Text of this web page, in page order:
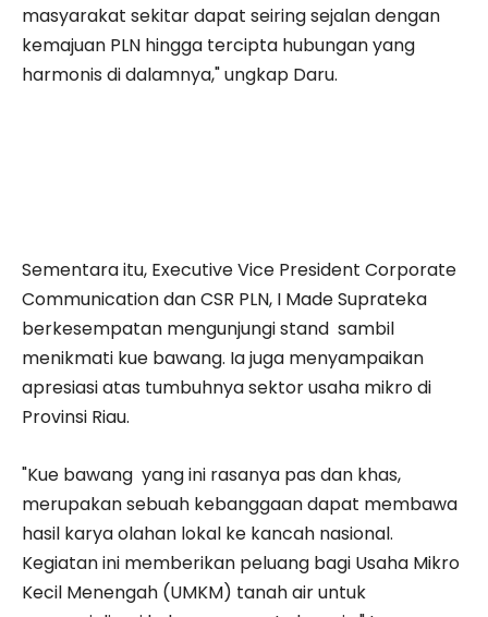
masyarakat sekitar dapat seiring sejalan dengan
kemajuan PLN hingga tercipta hubungan yang
harmonis di dalamnya," ungkap Daru.
Sementara itu, Executive Vice President Corporate
Communication dan CSR PLN, I Made Suprateka
berkesempatan mengunjungi stand sambil
menikmati kue bawang. Ia juga menyampaikan
apresiasi atas tumbuhnya sektor usaha mikro di
Provinsi Riau.
"Kue bawang yang ini rasanya pas dan khas,
merupakan sebuah kebanggaan dapat membawa
hasil karya olahan lokal ke kancah nasional.
Kegiatan ini memberikan peluang bagi Usaha Mikro
Kecil Menengah (UMKM) tanah air untuk